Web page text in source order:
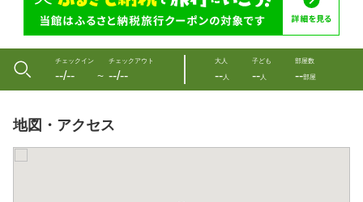
チェックイン
--/-- 〜
チェックアウト
--/--
大人
--人
子ども
--人
部屋数
--部屋
地図・アクセス